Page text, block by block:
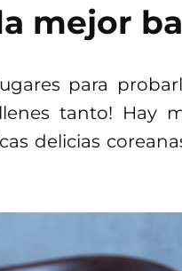
mejor
para
tanto! Hay
delicias